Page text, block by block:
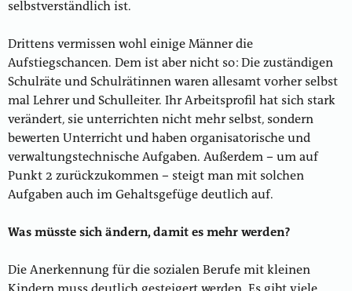
selbstverständlich ist.
Drittens vermissen wohl einige Männer die
Aufstiegschancen. Dem ist aber nicht so: Die zuständigen
Schulräte und Schulrätinnen waren allesamt vorher selbst
mal Lehrer und Schulleiter. Ihr Arbeitsprofil hat sich stark
verändert, sie unterrichten nicht mehr selbst, sondern
bewerten Unterricht und haben organisatorische und
verwaltungstechnische Aufgaben. Außerdem – um auf
Punkt 2 zurückzukommen – steigt man mit solchen
Aufgaben auch im Gehaltsgefüge deutlich auf.
Was müsste sich ändern, damit es mehr werden?
Die Anerkennung für die sozialen Berufe mit kleinen